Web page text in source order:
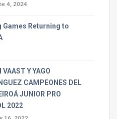
4, 2024
Games Returning to
VAAST Y YAGO
CAMPEONES DEL
JUNIOR PRO
2022